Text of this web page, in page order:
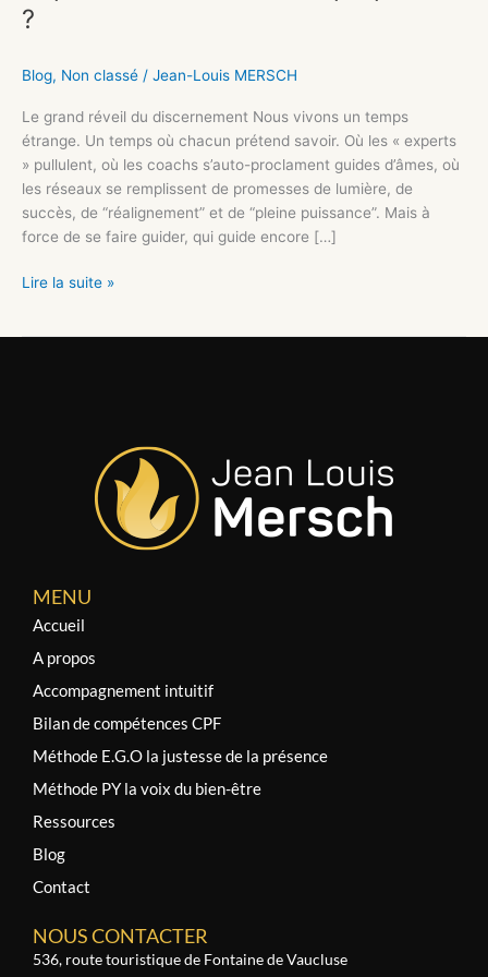
?
Blog, Non classé / Jean-Louis MERSCH
Le grand réveil du discernement Nous vivons un temps
étrange. Un temps où chacun prétend savoir. Où les « experts
» pullulent, où les coachs s’auto-proclament guides d’âmes, où
les réseaux se remplissent de promesses de lumière, de
succès, de “réalignement” et de “pleine puissance”. Mais à
force de se faire guider, qui guide encore […]
Lire la suite »
MENU
Accueil
A propos
Accompagnement intuitif
Bilan de compétences CPF
Méthode E.G.O la justesse de la présence
Méthode PY la voix du bien-être
Ressources
Blog
Contact
NOUS CONTACTER
536, route touristique de Fontaine de Vaucluse